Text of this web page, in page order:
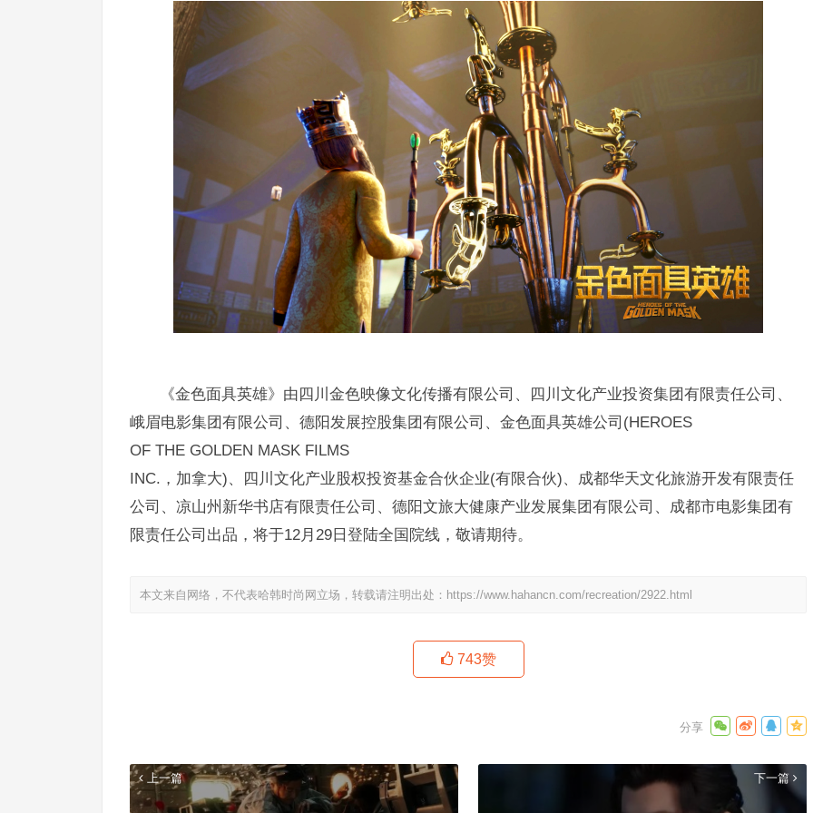
《金色面具英雄》由四川金色映像文化传播有限公司、四川文化产业投资集团有限责任公司、
峨眉电影集团有限公司、德阳发展控股集团有限公司、金色面具英雄公司(HEROES
OF THE GOLDEN MASK FILMS
INC.，加拿大)、四川文化产业股权投资基金合伙企业(有限合伙)、成都华天文化旅游开发有限责任
公司、凉山州新华书店有限责任公司、德阳文旅大健康产业发展集团有限公司、成都市电影集团有
限责任公司出品，将于12月29日登陆全国院线，敬请期待。
本文来自网络，不代表哈韩时尚网立场，转载请注明出处： https://www.hahancn.com/recreation/2922.html
743赞
上一篇 下一篇